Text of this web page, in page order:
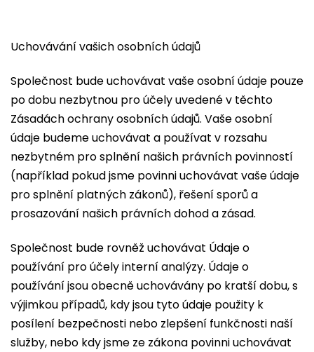
Uchovávání vašich osobních údajů
Společnost bude uchovávat vaše osobní údaje pouze
po dobu nezbytnou pro účely uvedené v těchto
Zásadách ochrany osobních údajů. Vaše osobní
údaje budeme uchovávat a používat v rozsahu
nezbytném pro splnění našich právních povinností
(například pokud jsme povinni uchovávat vaše údaje
pro splnění platných zákonů), řešení sporů a
prosazování našich právních dohod a zásad.
Společnost bude rovněž uchovávat Údaje o
používání pro účely interní analýzy. Údaje o
používání jsou obecně uchovávány po kratší dobu, s
výjimkou případů, kdy jsou tyto údaje použity k
posílení bezpečnosti nebo zlepšení funkčnosti naší
služby, nebo kdy jsme ze zákona povinni uchovávat